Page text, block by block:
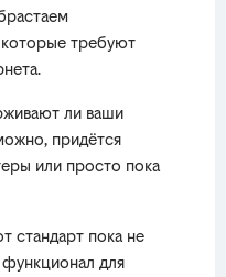
которые требуют
ли ваши
придётся
или просто пока
стандарт пока не
для